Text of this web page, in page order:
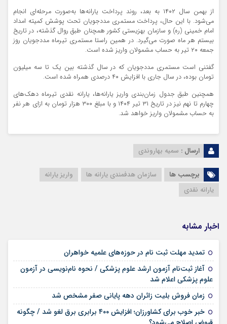
از بهمن سال ۱۴۰۲ به بعد، روند پرداخت یارانه‌ها به‌صورت مرحله‌ای انجام
می‌شود. با این حال، پرداخت مستمری مددجویان تحت پوشش کمیته امداد
امام خمینی (ره) و سازمان بهزیستی کشور همچنان طبق روال گذشته، در تاریخ
بیستم هر ماه صورت می‌گیرد. در همین راستا مستمری تیرماه مددجویان روز
جمعه ۲۰ تیر به حساب مشمولان واریز شده است.
گفتنی است مستمری مددجویان که در سال گذشته بین یک تا سه میلیون
تومان بوده، در سال جاری با افزایش ۴۰ درصدی همراه شده است.
همچنین طبق جدول زمان‌بندی واریز یارانه‌ها، یارانه نقدی تیرماه دهک‌های
چهارم تا نهم نیز در تاریخ ۳۱ تیر ۱۴۰۴ و با مبلغ ۳۰۰ هزار تومان به ازای هر نفر
به حساب مشمولان واریز خواهد شد.
ارسال : سمیه بهاروندی
برچسب ها سازمان هدفمندی یارانه ها
واریز یارانه
یارانه نقدی
اخبار مشابه
تمدید مهلت ثبت نام در حوزه‌های علمیه خواهران
آغاز ثبت‌نام آزمون ارشد علوم پزشکی / نحوه نام‌نویسی در آزمون
علوم پزشکی اعلام شد
زمان فروش بلیت زائران دهه پایانی صفر مشخص شد
خبر خوب برای کشاورزان؛ افزایش ۴۰۰ برابری برق لغو شد / چگونه